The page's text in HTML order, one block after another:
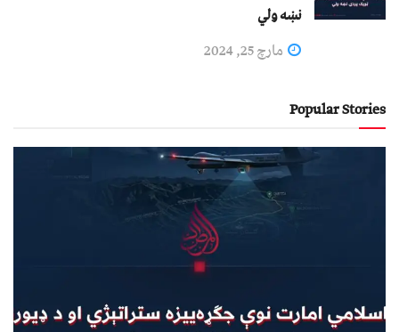
نښه ولي
مارچ 25, 2024
Popular Stories